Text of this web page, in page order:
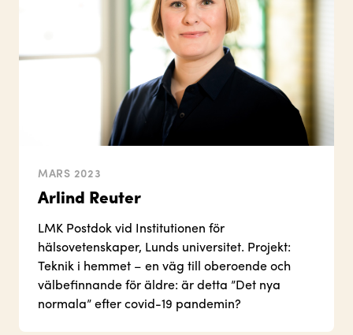
MARS 2023
Arlind Reuter
LMK Postdok vid Institutionen för
hälsovetenskaper, Lunds universitet. Projekt:
Teknik i hemmet – en väg till oberoende och
välbefinnande för äldre: är detta ”Det nya
normala” efter covid-19 pandemin?